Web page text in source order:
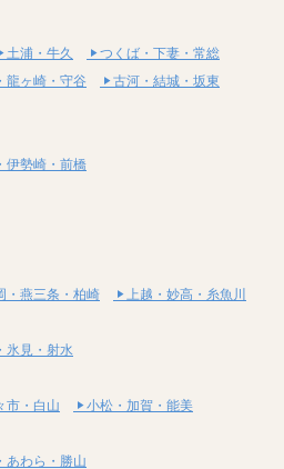
土浦・牛久
つくば・下妻・常総
龍ヶ崎・守谷
古河・結城・坂東
伊勢崎・前橋
・燕三条・柏崎
上越・妙高・糸魚川
氷見・射水
市・白山
小松・加賀・能美
あわら・勝山